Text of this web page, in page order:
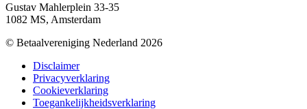
Gustav Mahlerplein 33-35
1082 MS, Amsterdam
© Betaalvereniging Nederland 2026
Disclaimer
Privacyverklaring
Cookieverklaring
Toegankelijkheidsverklaring